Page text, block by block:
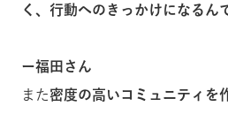
く、行動へのきっかけになるん
ー福田さん
また密度の高いコミュニティを